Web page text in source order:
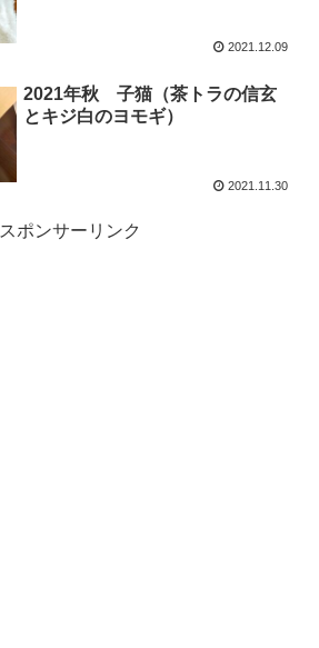
2021.12.09
2021年秋 子猫（茶トラの信玄
とキジ白のヨモギ）
2021.11.30
スポンサーリンク